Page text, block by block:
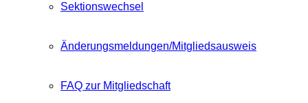
Sektionswechsel
Änderungsmeldungen/Mitgliedsausweis
FAQ zur Mitgliedschaft